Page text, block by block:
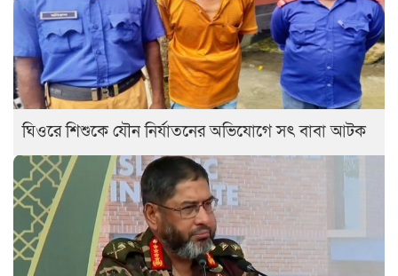
ঘিওরে শিশুকে যৌন নির্যাতনের অভিযোগে সৎ বাবা আটক